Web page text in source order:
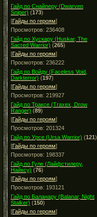
Гайд по Снайперу (Dwarven
Sniper) (173)
[Гайды по героям]
Просмотров: 236408
Гайд по Хускару (Huskar, The
Sacred Warrior) (265)
[Гайды по героям]
Просмотров: 236222
Гайд по Войду (Faceless Void,
Darkterror) (197)
[Гайды по героям]
Просмотров: 219927
Гайд по Траксе (Traxex, Drow
Ranger) (89)
[Гайды по героям]
Просмотров: 201324
Гайд по Урсе (Ursa Warrior) (121)
[Гайды по героям]
Просмотров: 198337
Гайд по Гуле (Лайфстилеру,
Найксу) (76)
[Гайды по героям]
Просмотров: 193121
Гайд по Баланару (Balanar, Night
Stalker) (150)
[Гайды по героям]